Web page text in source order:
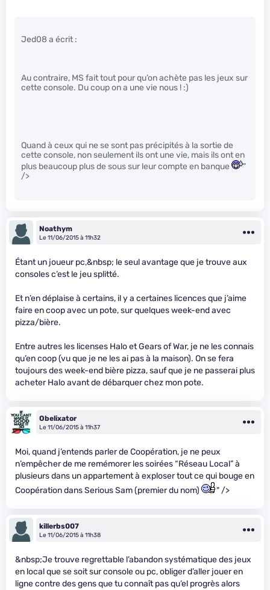
Jed08 a écrit :
Au contraire, MS fait tout pour qu’on achète pas les jeux sur
cette console. Du coup on a une vie nous ! :)
Quand à ceux qui ne se sont pas précipités à la sortie de
cette console, non seulement ils ont une vie, mais ils ont en
plus beaucoup plus de sous sur leur compte en banque
"
/>
Noathym
Le 11/06/2015 à 11h32
Étant un joueur pc,&nbsp; le seul avantage que je trouve aux
consoles c’est le jeu splitté.
Et n’en déplaise à certains, il y a certaines licences que j’aime
faire en coop avec un pote, sur quelques week-end avec
pizza/bière.
Entre autres les licenses Halo et Gears of War, je ne les connais
qu’en coop (vu que je ne les ai pas à la maison). On se fera
toujours des week-end bière pizza, sauf que je ne passerai plus
acheter Halo avant de débarquer chez mon pote.
Obelixator
Le 11/06/2015 à 11h37
Moi, quand j’entends parler de Coopération, je ne peux
n’empêcher de me remémorer les soirées “Réseau Local” à
plusieurs dans un appartement à exploser tout ce qui bouge en
Coopération dans Serious Sam (premier du nom)
" />
killerbs007
Le 11/06/2015 à 11h38
&nbsp;Je trouve regrettable l’abandon systématique des jeux
en local que se soit sur console ou pc, obliger d’aller jouer en
ligne contre des gens que tu connaît pas qu’el progrès alors